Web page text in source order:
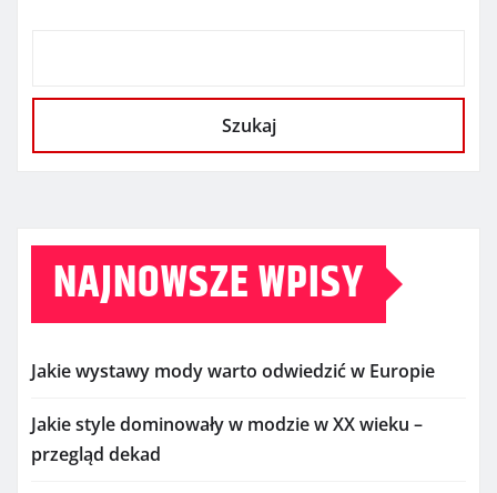
Szukaj
NAJNOWSZE WPISY
Jakie wystawy mody warto odwiedzić w Europie
Jakie style dominowały w modzie w XX wieku –
przegląd dekad